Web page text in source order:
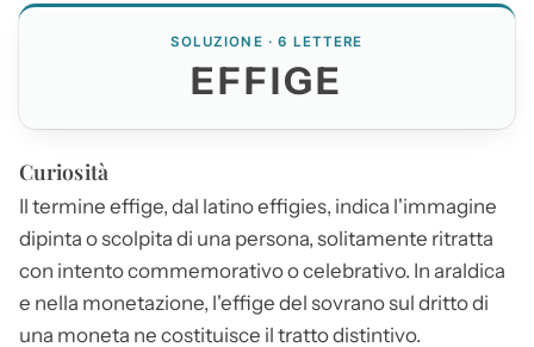
SOLUZIONE · 6 LETTERE
EFFIGE
Curiosità
Il termine effige, dal latino effigies, indica l'immagine
dipinta o scolpita di una persona, solitamente ritratta
con intento commemorativo o celebrativo. In araldica
e nella monetazione, l'effige del sovrano sul dritto di
una moneta ne costituisce il tratto distintivo.